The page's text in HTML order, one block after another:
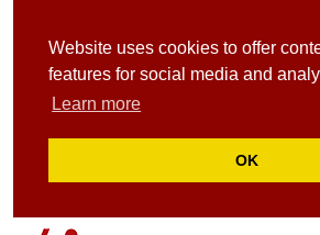
Website uses cookies to offer
features for social media and
Learn more
OK